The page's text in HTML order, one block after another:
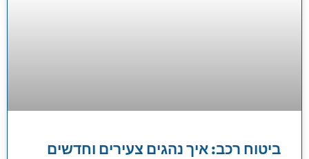
ביטוח רכב: איך נהגים צעירים וחדשים